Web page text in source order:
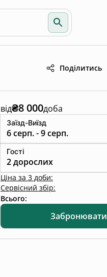
Поділитись
від₴8 000доба
Заїзд-Виїзд
6 серп. - 9 серп.
Гості
2 дорослих
Ціна за 3 доби:
Сервісний збір:
Всього:
Забронювати